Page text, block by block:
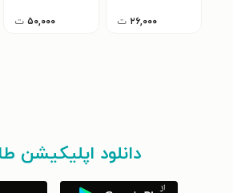
۲۶,۰۰۰ ت ۵۰,۰۰۰ ت
دانلود اپلیکیشن